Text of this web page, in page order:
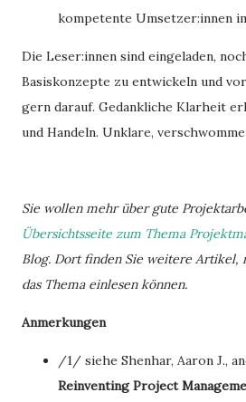
kompetente Umsetzer:innen
Die Leser:innen sind eingeladen,
Basiskonzepte zu entwickeln und
gern darauf. Gedankliche Klarheit
und Handeln. Unklare,
Sie wollen mehr über gute
Übersichtsseite zum Thema
Blog. Dort finden Sie weitere Artikel,
das Thema einlesen können.
Anmerkungen
/1/ siehe Shenhar, Aaron J.,
Reinventing Project